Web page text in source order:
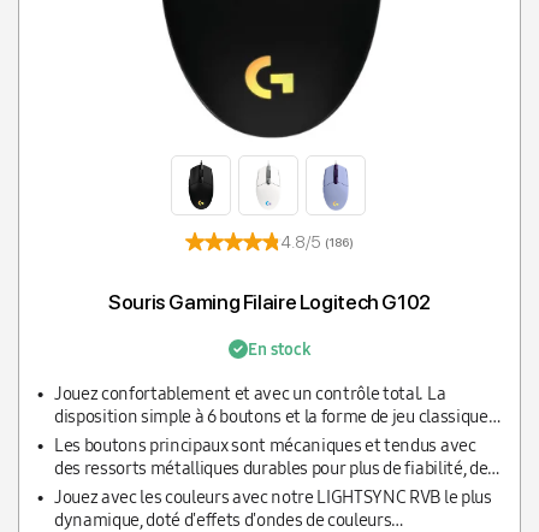
4.8/5 (186)
Souris Gaming Filaire Logitech G102
En stock
Jouez confortablement et avec un contrôle total. La
disposition simple à 6 boutons et la forme de jeu classique
forment un design confortable, éprouvé et apprécié.
Les boutons principaux sont mécaniques et tendus avec
des ressorts métalliques durables pour plus de fiabilité, de
performance et une excellente sensation.
Jouez avec les couleurs avec notre LIGHTSYNC RVB le plus
dynamique, doté d'effets d'ondes de couleurs